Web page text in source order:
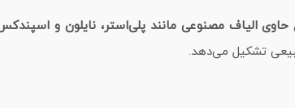
حاوی الیاف مصنوعی مانند پلی‌استر، نایلون و
تشکیل می‌دهد.